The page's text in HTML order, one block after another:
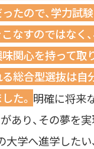
たので、学力試
なすのではなく
関心を持って取
総合型選抜は自
た。 明確に将来
あり、その夢を
大学へ進学したい